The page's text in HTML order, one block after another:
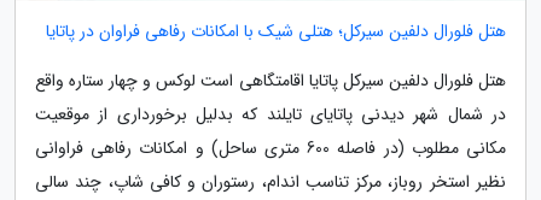
هتل فلورال دلفین سیرکل؛ هتلی شیک با امکانات رفاهی فراوان در پاتایا
هتل فلورال دلفین سیرکل پاتایا اقامتگاهی است لوکس و چهار ستاره واقع
در شمال شهر دیدنی پاتایای تایلند که بدلیل برخورداری از موقعیت
مکانی مطلوب (در فاصله 600 متری ساحل) و امکانات رفاهی فراوانی
نظیر استخر روباز، مرکز تناسب اندام، رستوران و کافی شاپ، چند سالی